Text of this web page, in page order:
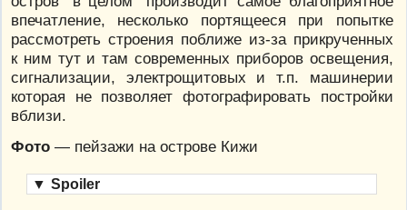
впечатление, несколько портящееся при попытке
рассмотреть строения поближе из-за прикрученных
к ним тут и там современных приборов освещения,
сигнализации, электрощитовых и т.п. машинерии
которая не позволяет фотографировать постройки
вблизи.
Фото — пейзажи на острове Кижи
▼ Spoiler